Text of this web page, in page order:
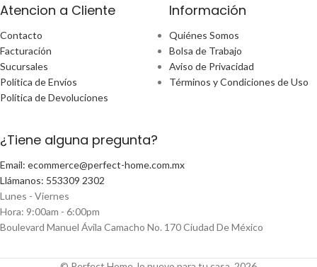
Atencion a Cliente
Contacto
Facturación
Sucursales
Política de Envíos
Política de Devoluciones
Información
Quiénes Somos
Bolsa de Trabajo
Aviso de Privacidad
Términos y Condiciones de Uso
¿Tiene alguna pregunta?
Email: ecommerce@perfect-home.com.mx
Llámanos: 553309 2302
Lunes - Viernes
Hora: 9:00am - 6:00pm
Boulevard Manuel Ávila Camacho No. 170 Ciudad De México